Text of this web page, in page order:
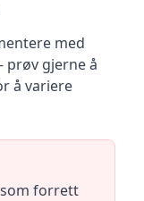
med
prøv gjerne å
å variere
forrett